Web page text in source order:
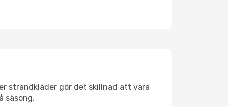
strandkläder gör det skillnad att vara
säsong.